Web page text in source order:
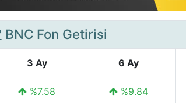
BNC Fon Getirisi
3 Ay 6 Ay
%7.58 %9.84